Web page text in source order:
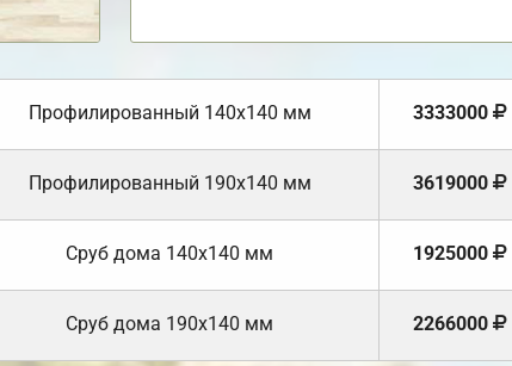
Профилированный 140х140 мм 3333000
Профилированный 190х140 мм 3619000
Cруб дома 140х140 мм 1925000
Cруб дома 190х140 мм 2266000